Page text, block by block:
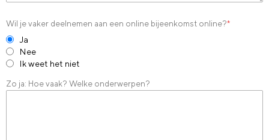
Wil je vaker deelnemen aan een online bijeenkomst online?*
Ja
Nee
Ik weet het niet
Zo ja: Hoe vaak? Welke onderwerpen?